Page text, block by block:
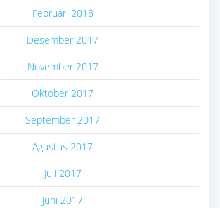
Februari 2018
Desember 2017
November 2017
Oktober 2017
September 2017
Agustus 2017
Juli 2017
Juni 2017